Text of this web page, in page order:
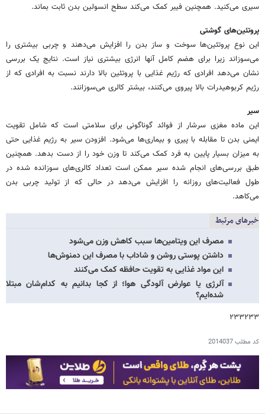
سیری می‌کنید. همچنین فیبر کمک می‌کند سطح انسولین بدن ثابت بماند.
پروتئین‌های گوشتی
این نوع پروتئین‌ها سوخت و ساز بدن را افزایش می‌دهند و چربی بیشتری را
می‌سوزاند زیرا برای هضم کامل آنها انرژی بیشتری نیاز است. نتایج یک بررسی
نشان می‌دهد افرادی که رژیم غذایی با پروتئین بالا دارند نسبت به افرادی که از
رژیم کربوهیدرات بالا پیروی می‌کنند، بیشتر کالری می‌سوزانند.
سیر
این ماده مغزی سرشار از فوائد گوناگونی برای سلامتی است که شامل تقویت
ایمنی بدن تا مقابله با پیری و بیماری‌ها می‌شود. افزودن سیر به رژیم غذایی حتی
به میزان بسیار پایین به فرد کمک می‌کند تا وزن خود را از دست بدهد. همچنین
طبق بررسی‌های انجام شده سیر ممکن است تعداد کالری‌های سوزانده شده در
طول فعالیت‌های روزانه را افزایش می‌دهد در حالی که از تولید چربی بدن
می‌کاهد.
خبرهای مرتبط
مصرف این ویتامین‌ها سبب کاهش وزن می‌شود
داشتن پوستی روشن و شاداب با مصرف این دمنوش‌ها
این مواد غذایی به تقویت حافظه کمک می‌کنند
آلرژی یا عوارض آلودگی هوا؛ از کجا بدانیم به کدام‌شان مبتلا
شده‌ایم؟
۲۳۳۲۳۳
کد مطلب2014037